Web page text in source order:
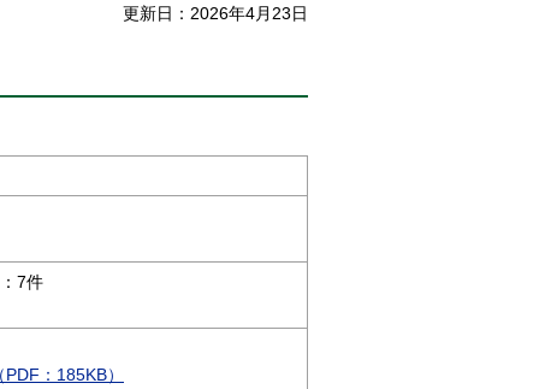
更新日：2026年4月23日
7件
：185KB）